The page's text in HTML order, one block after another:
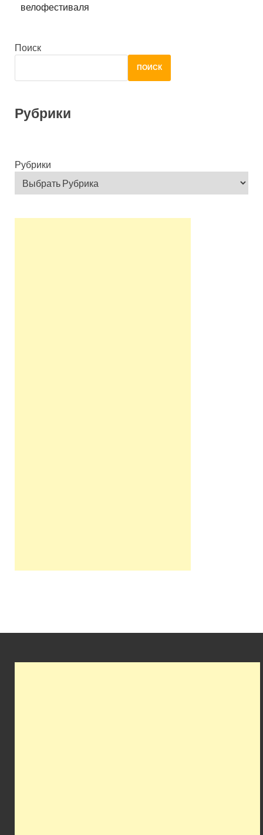
велофестиваля
Поиск
ПОИСК
Рубрики
Рубрики